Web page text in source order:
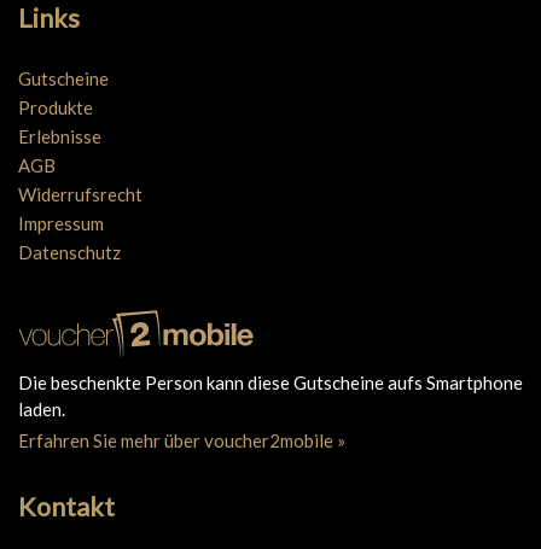
Links
Gutscheine
Produkte
Erlebnisse
AGB
Widerrufsrecht
Impressum
Datenschutz
Die beschenkte Person kann diese Gutscheine aufs Smartphone
laden.
Erfahren Sie mehr über voucher2mobile »
Kontakt